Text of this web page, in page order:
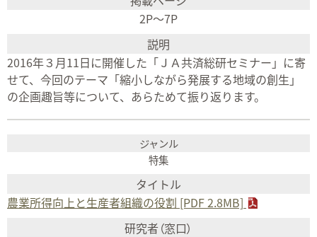
2P～7P
2016年３月11日に開催した「ＪＡ共済総研セミナー」に寄
せて、今回のテーマ「縮小しながら発展する地域の創生」
の企画趣旨等について、あらためて振り返ります。
特集
農業所得向上と生産者組織の役割 [PDF 2.8MB]